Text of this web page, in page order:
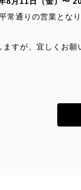
常通りの営業となり
すが、宜しくお願